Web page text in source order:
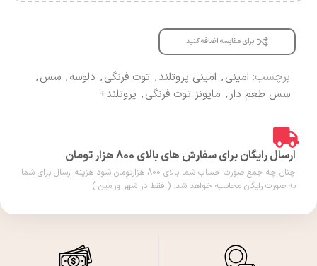
برای مقایسه اضافه کنید
برچسب: امینی, امینی پروتلند, توت فرنگی, دلوسه, سس,
سس طعم دار, مایونز توت فرنگی, پروتلند+
ارسال رایگان برای سفارش های بالای 800 هزار تومان
چنان چه جمع صورت حساب شما بالای 800 هزارتومان شود هزینه ارسال برای شما
به صورت رایگان محاسبه خواهد شد. ( فقط در شهر ورامین )